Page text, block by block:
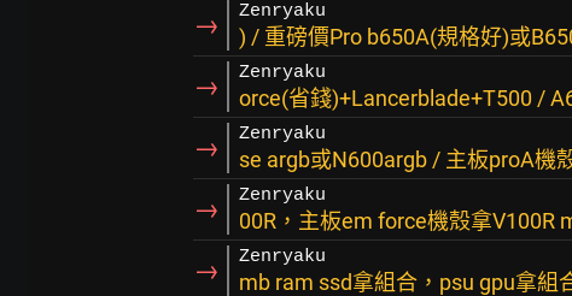
→ Zenryaku
) / 重磅價Pro b650A(規格好)或
→ Zenryaku
orce(省錢)+Lancerblade+T500 /
→ Zenryaku
se argb或N600argb / 主板proA機
→ Zenryaku
00R，主板em force機殼拿V100R
→ Zenryaku
mb ram ssd拿組合，psu gpu拿組